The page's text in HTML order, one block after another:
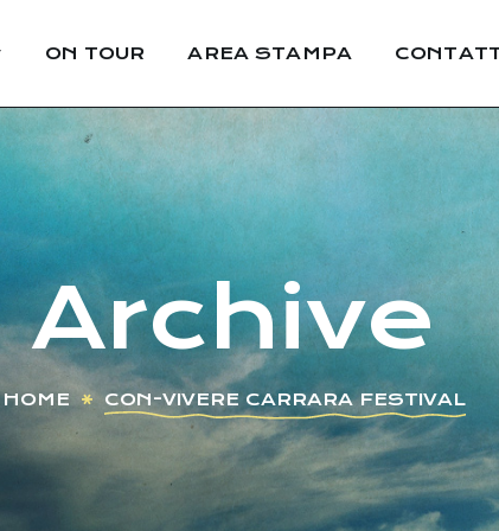
ON TOUR AREA STAMPA
Archive
HOME CON-VIVERE CARRARA FESTIVAL